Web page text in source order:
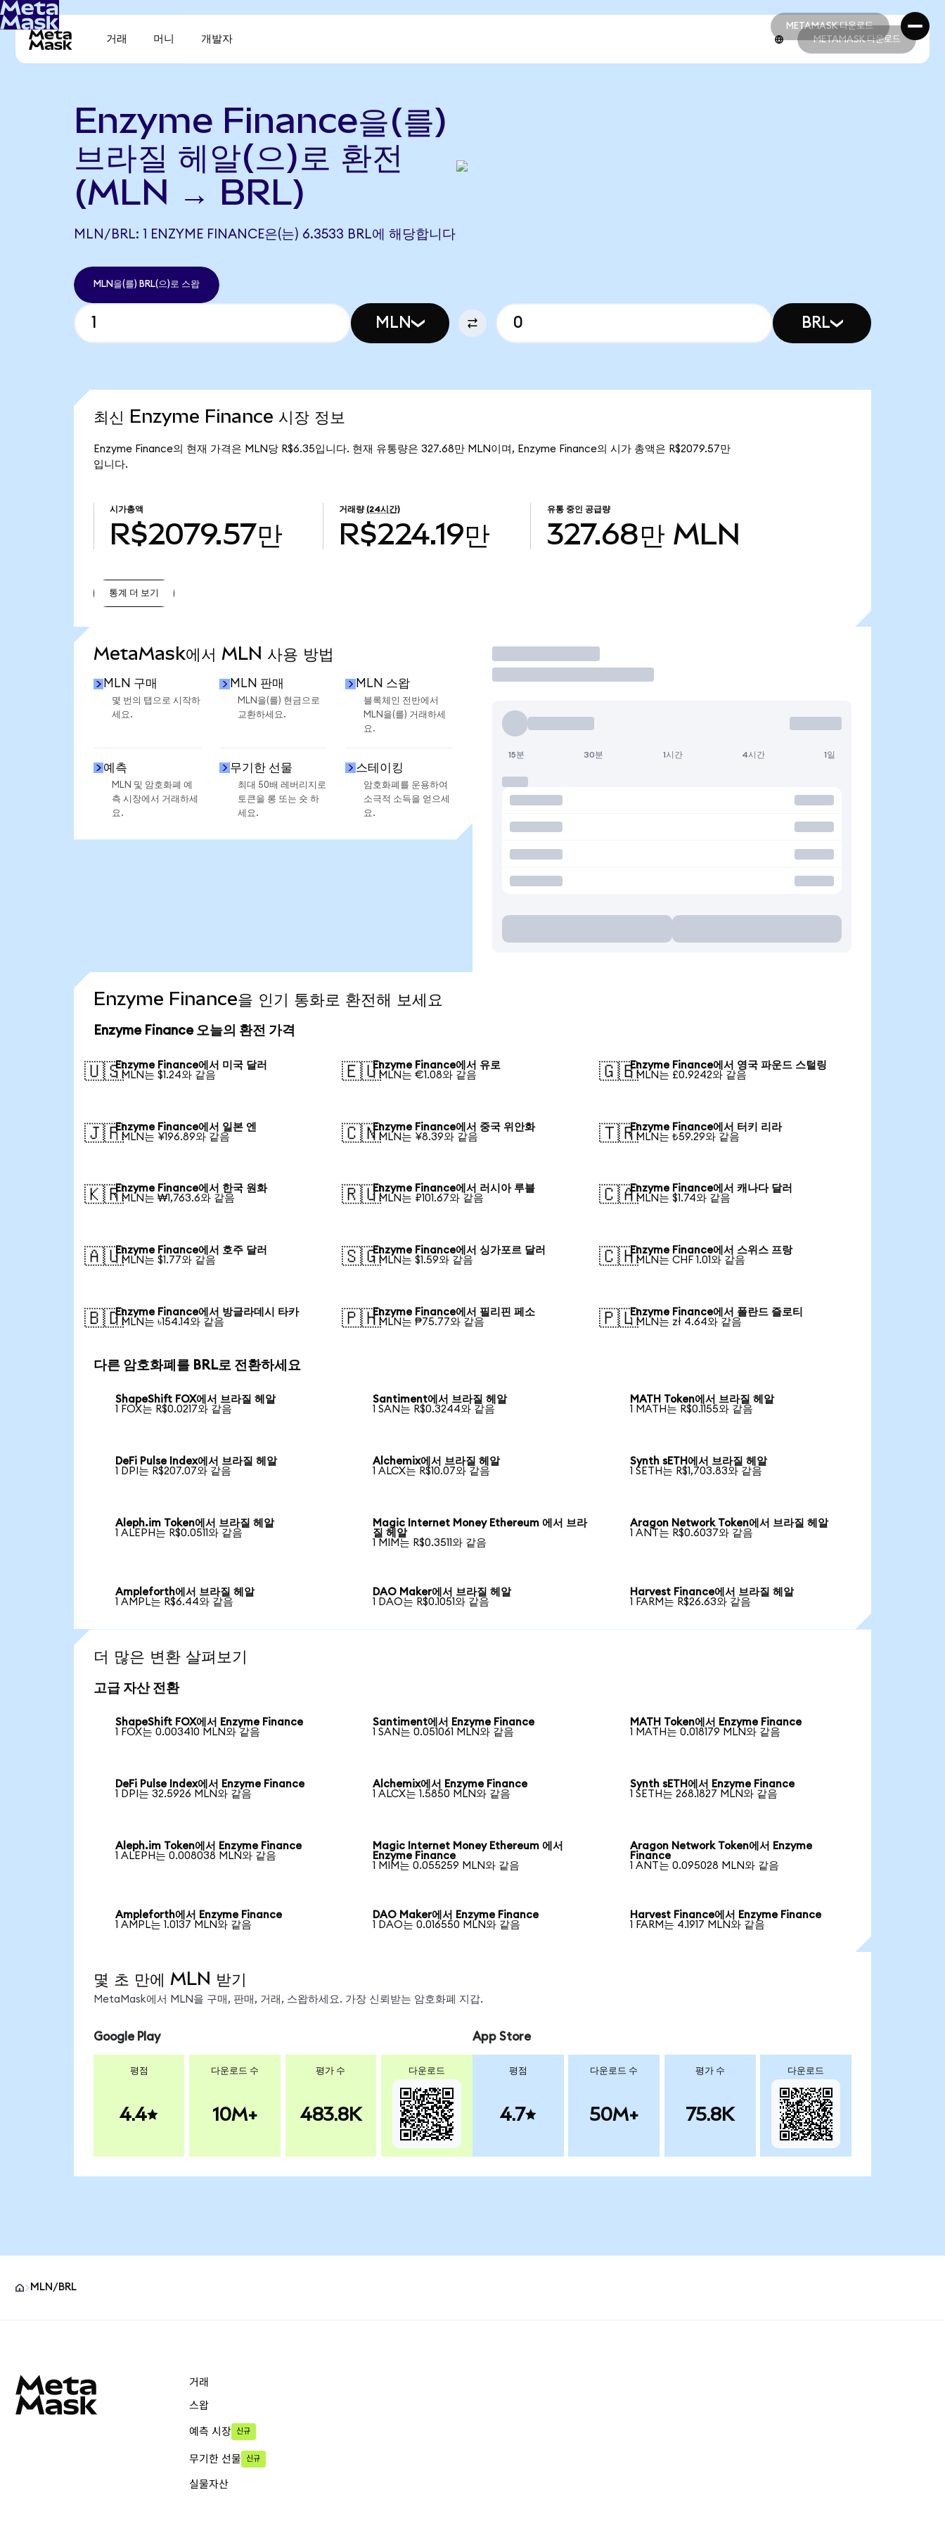
METAMASK 다운로드
METAMASK 다운로드
거래 머니 개발자 METAMASK 다운로드
Enzyme Finance을(를)
브라질 헤알(으)로 환전
(MLN → BRL)
MLN/BRL: 1 ENZYME FINANCE은(는) 6.3533 BRL에 해당합니다
MLN을(를) BRL(으)로 스왑
MLN BRL
최신 Enzyme Finance 시장 정보
Enzyme Finance의 현재 가격은 MLN당 R$6.35입니다. 현재 유통량은 327.68만 MLN이며, Enzyme Finance의 시가 총액은 R$2079.57만
입니다.
시가총액
R$2079.57만
거래량 (24시간)
R$224.19만
유통 중인 공급량
327.68만 MLN
통계 더 보기
MetaMask에서 MLN 사용 방법
MLN 구매
몇 번의 탭으로 시작하
세요.
MLN 판매
MLN을(를) 현금으로
교환하세요.
MLN 스왑
블록체인 전반에서
MLN을(를) 거래하세
요.
예측
MLN 및 암호화폐 예
측 시장에서 거래하세
요.
무기한 선물
최대 50배 레버리지로
토큰을 롱 또는 숏 하
세요.
스테이킹
암호화폐를 운용하여
소극적 소득을 얻으세
요.
거래
15분 30분 1시간 4시간 1일
Enzyme Finance을 인기 통화로 환전해 보세요
Enzyme Finance 오늘의 환전 가격
🇺🇸Enzyme Finance에서 미국 달러
1 MLN는 $1.24와 같음
🇪🇺Enzyme Finance에서 유로
1 MLN는 €1.08와 같음
🇬🇧Enzyme Finance에서 영국 파운드 스털링
1 MLN는 £0.9242와 같음
🇯🇵Enzyme Finance에서 일본 엔
1 MLN는 ¥196.89와 같음
🇨🇳Enzyme Finance에서 중국 위안화
1 MLN는 ¥8.39와 같음
🇹🇷Enzyme Finance에서 터키 리라
1 MLN는 ₺59.29와 같음
🇰🇷Enzyme Finance에서 한국 원화
1 MLN는 ₩1,763.6와 같음
🇷🇺Enzyme Finance에서 러시아 루블
1 MLN는 ₽101.67와 같음
🇨🇦Enzyme Finance에서 캐나다 달러
1 MLN는 $1.74와 같음
🇦🇺Enzyme Finance에서 호주 달러
1 MLN는 $1.77와 같음
🇸🇬Enzyme Finance에서 싱가포르 달러
1 MLN는 $1.59와 같음
🇨🇭Enzyme Finance에서 스위스 프랑
1 MLN는 CHF 1.01와 같음
🇧🇩Enzyme Finance에서 방글라데시 타카
1 MLN는 ৳154.14와 같음
🇵🇭Enzyme Finance에서 필리핀 페소
1 MLN는 ₱75.77와 같음
🇵🇱Enzyme Finance에서 폴란드 즐로티
1 MLN는 zł 4.64와 같음
다른 암호화폐를 BRL로 전환하세요
ShapeShift FOX에서 브라질 헤알
1 FOX는 R$0.0217와 같음
Santiment에서 브라질 헤알
1 SAN는 R$0.3244와 같음
MATH Token에서 브라질 헤알
1 MATH는 R$0.1155와 같음
DeFi Pulse Index에서 브라질 헤알
1 DPI는 R$207.07와 같음
Alchemix에서 브라질 헤알
1 ALCX는 R$10.07와 같음
Synth sETH에서 브라질 헤알
1 SETH는 R$1,703.83와 같음
Aleph.im Token에서 브라질 헤알
1 ALEPH는 R$0.0511와 같음
Magic Internet Money Ethereum 에서 브라
질 헤알
1 MIM는 R$0.3511와 같음
Aragon Network Token에서 브라질 헤알
1 ANT는 R$0.6037와 같음
Ampleforth에서 브라질 헤알
1 AMPL는 R$6.44와 같음
DAO Maker에서 브라질 헤알
1 DAO는 R$0.1051와 같음
Harvest Finance에서 브라질 헤알
1 FARM는 R$26.63와 같음
더 많은 변환 살펴보기
고급 자산 전환
ShapeShift FOX에서 Enzyme Finance
1 FOX는 0.003410 MLN와 같음
Santiment에서 Enzyme Finance
1 SAN는 0.051061 MLN와 같음
MATH Token에서 Enzyme Finance
1 MATH는 0.018179 MLN와 같음
DeFi Pulse Index에서 Enzyme Finance
1 DPI는 32.5926 MLN와 같음
Alchemix에서 Enzyme Finance
1 ALCX는 1.5850 MLN와 같음
Synth sETH에서 Enzyme Finance
1 SETH는 268.1827 MLN와 같음
Aleph.im Token에서 Enzyme Finance
1 ALEPH는 0.008038 MLN와 같음
Magic Internet Money Ethereum 에서
Enzyme Finance
1 MIM는 0.055259 MLN와 같음
Aragon Network Token에서 Enzyme
Finance
1 ANT는 0.095028 MLN와 같음
Ampleforth에서 Enzyme Finance
1 AMPL는 1.0137 MLN와 같음
DAO Maker에서 Enzyme Finance
1 DAO는 0.016550 MLN와 같음
Harvest Finance에서 Enzyme Finance
1 FARM는 4.1917 MLN와 같음
몇 초 만에 MLN 받기
MetaMask에서 MLN을 구매, 판매, 거래, 스왑하세요. 가장 신뢰받는 암호화폐 지갑.
Google Play
평점
4.4
다운로드 수
10M+
평가 수
483.8K
다운로드
App Store
평점
4.7
다운로드 수
50M+
평가 수
75.8K
다운로드
MLN/BRL
거래
스왑
예측 시장 신규
무기한 선물 신규
실물자산